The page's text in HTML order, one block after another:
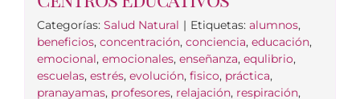
Categorías: Salud Natural | Etiquetas: alumnos,
beneficios, concentración, conciencia, educación,
emocional, emocionales, enseñanza, equlibrio,
escuelas, estrés, evolución, fisico, práctica,
pranayamas, profesores, relajación, respiración,